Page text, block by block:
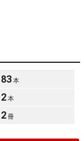
83 本
2 本
2 冊